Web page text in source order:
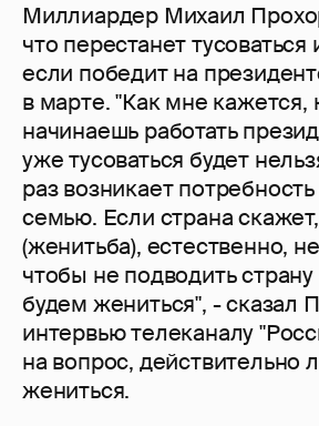
Миллиардер Михаил
что перестанет
если победит на
в марте. "Как мне кажется,
начинаешь работать
уже тусоваться будет
раз возникает потребность
семью. Если страна
(женитьба), естественно,
чтобы не подводить страну
будем жениться", - сказал
интервью телеканалу
на вопрос, действительно
жениться.